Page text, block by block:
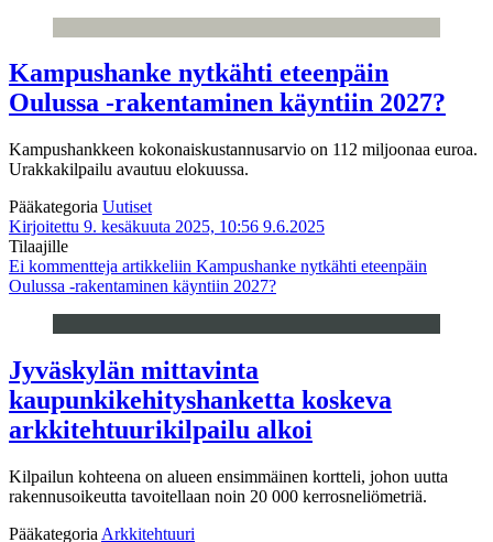
Kampushanke nytkähti eteenpäin
Oulussa -rakentaminen käyntiin 2027?
Kampushankkeen kokonaiskustannusarvio on 112 miljoonaa euroa.
Urakkakilpailu avautuu elokuussa.
Pääkategoria Uutiset
Kirjoitettu 9. kesäkuuta 2025, 10:56 9.6.2025
Tilaajille
Ei kommentteja artikkeliin Kampushanke nytkähti eteenpäin
Oulussa -rakentaminen käyntiin 2027?
Jyväskylän mittavinta
kaupunkikehityshanketta koskeva
arkkitehtuurikilpailu alkoi
Kilpailun kohteena on alueen ensimmäinen kortteli, johon uutta
rakennusoikeutta tavoitellaan noin 20 000 kerrosneliömetriä.
Pääkategoria Arkkitehtuuri